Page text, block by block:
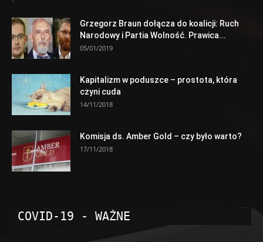
Grzegorz Braun dołącza do koalicji: Ruch
Narodowy i Partia Wolność. Prawica...
05/01/2019
Kapitalizm w poduszce – prostota, która
czyni cuda
14/11/2018
Komisja ds. Amber Gold – czy było warto?
17/11/2018
COVID-19 - WAŻNE